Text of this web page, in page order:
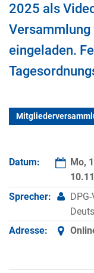
2025 als
eingeladen.
Datum: Mo,
Sprecher:
Adresse: